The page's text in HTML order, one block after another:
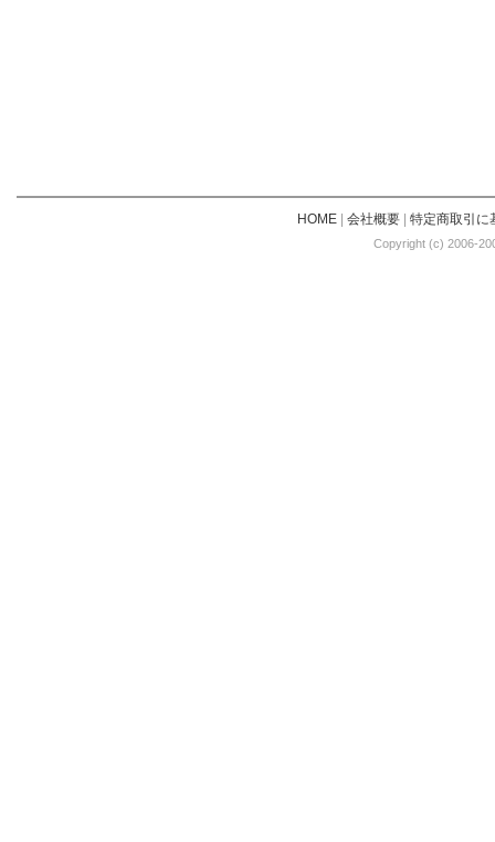
HOME| 会社概要| 特定商取引に
Copyright (c) 2006-